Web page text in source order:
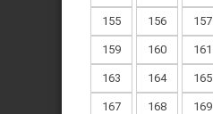
155 156 157
159 160 161
163 164 165
167 168 169